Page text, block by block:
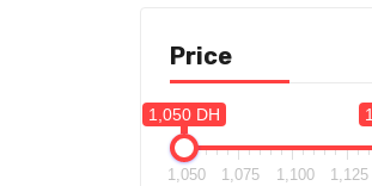
Price
1,050 DH
1,050 1,075 1,100 1,125